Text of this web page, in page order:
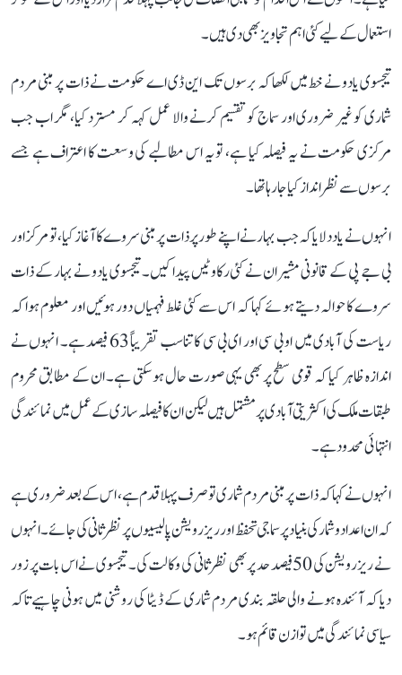
استعمال کے لیے کئی اہم تجاویز بھی دی ہیں۔
تیجسوی یادو نے خط میں لکھا کہ برسوں تک این ڈی اے حکومت نے ذات پر مبنی مردم
شماری کو غیر ضروری اور سماج کو تقسیم کرنے والا عمل کہہ کر مسترد کیا، مگر اب جب
مرکزی حکومت نے یہ فیصلہ کیا ہے، تو یہ اس مطالبے کی وسعت کا اعتراف ہے جسے
برسوں سے نظر انداز کیا جا رہا تھا۔
انہوں نے یاد دلایا کہ جب بہار نے اپنے طور پر ذات پر مبنی سروے کا آغاز کیا، تو مرکز اور
بی جے پی کے قانونی مشیران نے کئی رکاوٹیں پیدا کیں۔ تیجسوی یادو نے بہار کے ذات
سروے کا حوالہ دیتے ہوئے کہا کہ اس سے کئی غلط فہمیاں دور ہوئیں اور معلوم ہوا کہ
ریاست کی آبادی میں او بی سی اور ای بی سی کا تناسب تقریباً 63 فیصد ہے۔ انہوں نے
اندازہ ظاہر کیا کہ قومی سطح پر بھی یہی صورت حال ہو سکتی ہے۔ ان کے مطابق محروم
طبقات ملک کی اکثریتی آبادی پر مشتمل ہیں لیکن ان کا فیصلہ سازی کے عمل میں نمائندگی
انتہائی محدود ہے۔
انہوں نے کہا کہ ذات پر مبنی مردم شماری تو صرف پہلا قدم ہے، اس کے بعد ضروری ہے
کہ ان اعداد و شمار کی بنیاد پر سماجی تحفظ اور ریزرویشن پالیسیوں پر نظر ثانی کی جائے۔ انہوں
نے ریزرویشن کی 50 فیصد حد پر بھی نظر ثانی کی وکالت کی۔ تیجسوی نے اس بات پر زور
دیا کہ آئندہ ہونے والی حلقہ بندی مردم شماری کے ڈیٹا کی روشنی میں ہونی چاہیے تاکہ
سیاسی نمائندگی میں توازن قائم ہو۔